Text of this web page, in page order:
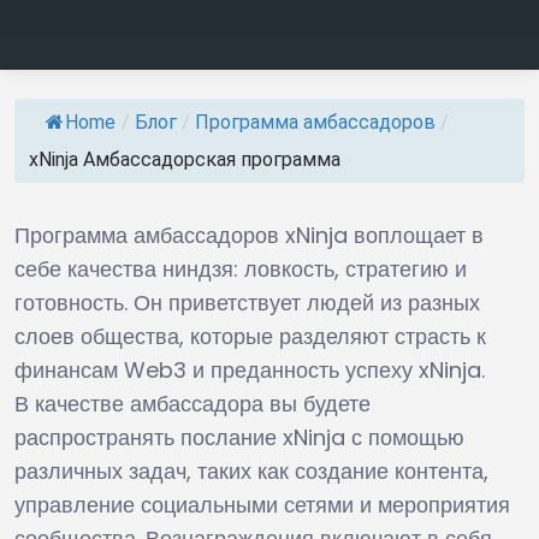
Home / Блог / Программа амбассадоров /
xNinja Амбассадорская программа
Программа амбассадоров xNinja воплощает в
себе качества ниндзя: ловкость, стратегию и
готовность. Он приветствует людей из разных
слоев общества, которые разделяют страсть к
финансам Web3 и преданность успеху xNinja.
В качестве амбассадора вы будете
распространять послание xNinja с помощью
различных задач, таких как создание контента,
управление социальными сетями и мероприятия